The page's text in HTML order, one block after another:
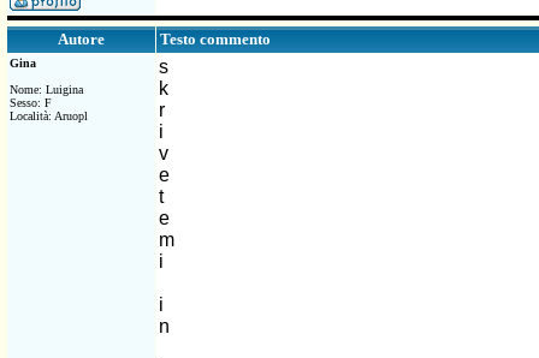
Autore Testo commento
Gina
Nome: Luigina
Sesso: F
Località: Aruopl
s
k
r
i
v
e
t
e
m
i
i
n